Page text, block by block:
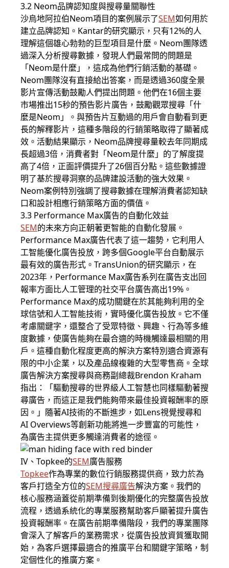
3.2 Neom品牌認知度與搜尋量關聯性
沙烏地阿拉伯Neom項目的案例展示了SEM如何用於
建立品牌認知。Kantar的研究顯示，只有12%的人
理解這個雄心勃勃的巨型項目是什麼。Neom團隊透
過深入分析搜尋數據，發現人們最常問的問題是
「Neom是什麼」，這成為他們行銷活動的基礎。
Neom團隊沒有直接給出答案，而是透過360度全景
影片宣傳活動鼓勵人們提出問題。他們在16個主要
市場推出15秒的預告影片廣告，鼓勵觀眾搜尋「什
麼是Neom」。與預告片互動過的用戶會自動看到更
長的解釋影片，這種多階段的行銷策略取得了顯著成
效。活動結果顯示，Neom品牌搜尋量較去年同期成
長超過3倍，消費者對「Neom是什麼」的了解度提
高了4倍，正面評價提升了26個百分點。這些數據證
明了基於搜尋洞察的品牌建設活動的強大效果。
Neom案例特別強調了搜尋數據在理解消費者認知缺
口和設計相應行銷策略方面的價值。
3.3 Performance Max廣告的自動化效益
SEM的未來方向正朝著更智能的自動化發展。
Performance Max廣告代表了這一趨勢，它利用人
工智能優化廣告投放，跨多個Google平台自動展示
最有效的廣告形式。TransUnion的研究顯示，在
2023年，Performance Max廣告系列在廣告支出回
報率方面比人工管理的社交平台廣告高出19%。
Performance Max的成功關鍵在於其能夠利用的全
球信號和人工智能技術，實時優化廣告投放。它不僅
考慮關鍵字，還整合了受眾特徵、興趣、行為等多維
度數據，使廣告能夠在最合適的時機觸達最相關的用
戶。這種自動化程度更高的解決方案特別適合資源有
限的中小企業，以及產品線複雜的大型零售商。全球
廣告解決方案搜尋與商務副總裁Brendon Kraham
指出：「驅動搜尋的世界級人工智慧也同樣驅動著搜
尋廣告，而這正是我們能夠帶來最佳投資報酬率的原
因。」隨著AI技術的不斷進步，如Lens視覺搜尋和
AI Overviews等創新功能將進一步豐富的可能性，
為廣告主提供更多觸達消費者的途徑。
IV、Topkee的SEM廣告服務
Topkee作為專業的數位行銷服務提供商，致力於為
客戶打造全方位的SEM搜尋廣告解決方案。我們的
核心服務涵蓋從前期準備到後期優化的完整廣告投放
流程，透過系統化的專業服務幫助客戶顯著提升廣告
投資報酬率。在廣告前期準備階段，我們的專業團隊
會深入了解客戶的業務需求，從廣告投放資質獲取開
始，為客戶選擇最適合的推廣平台和關鍵字策略，制
定個性化的推廣方案。